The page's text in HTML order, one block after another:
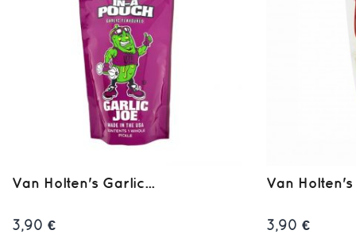
Van Holten's Garlic...
3,90 €
Van
3,90 €